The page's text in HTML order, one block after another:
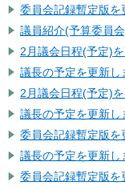
委員会記録暫定版を
議員紹介(予算委員
2月議会日程(予定)を
議長の予定を更新し
2月議会日程(予定)を
議長の予定を更新し
委員会記録暫定版を
議長の予定を更新し
委員会記録暫定版を